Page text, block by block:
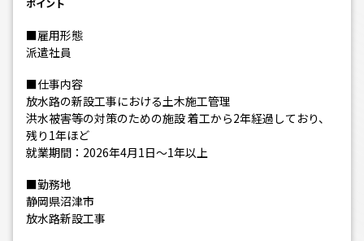
ポイント
■雇用形態
派遣社員
■仕事内容
放水路の新設工事における土木施工管理
洪水被害等の対策のための施設 着工から2年経過しており、
残り1年ほど
就業期間：2026年4月1日～1年以上
■勤務地
静岡県沼津市
放水路新設工事